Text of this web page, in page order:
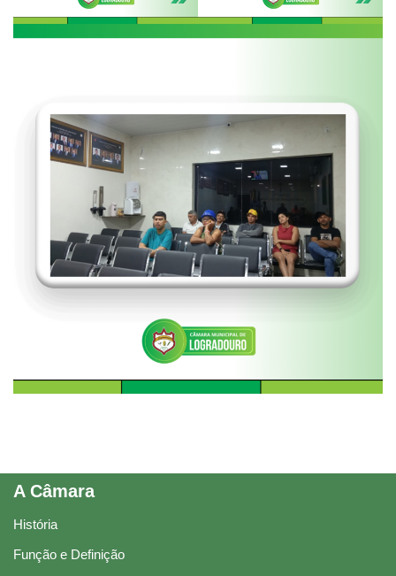
A Câmara
História
Função e Definição